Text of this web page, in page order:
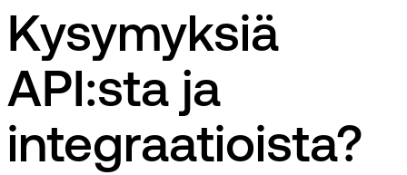
Kysymyksiä
API:sta ja
integraatioista?